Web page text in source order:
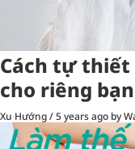
Cách tự
cho riêng bạn
Xu Hướng/5 years ago by